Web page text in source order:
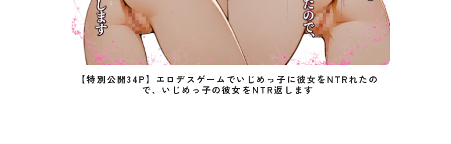
【特別公開34P】エロデスゲームでいじめっ子に彼女をNTRれたの
で、いじめっ子の彼女をNTR返します